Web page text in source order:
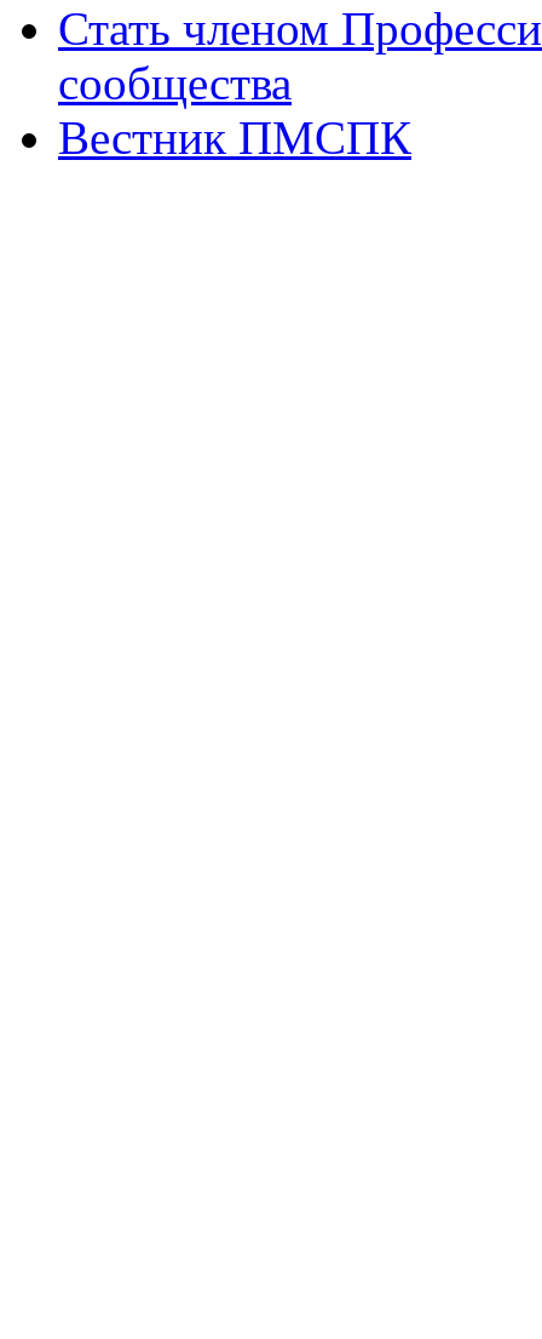
Стать членом
сообщества
Вестник ПМСПК